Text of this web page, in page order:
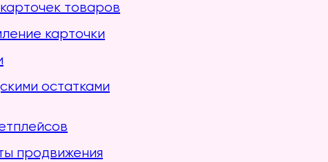
товаров
карточки
остатками
продвижения